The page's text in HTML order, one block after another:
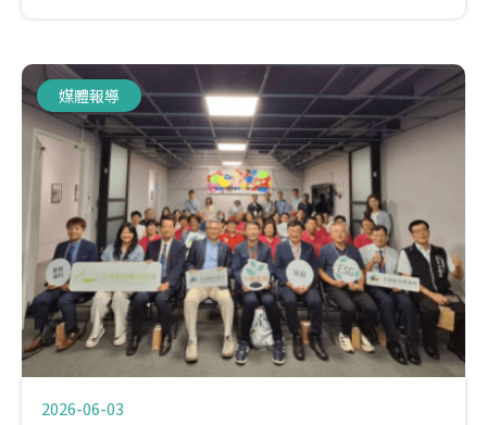
媒體報導
2026-06-03